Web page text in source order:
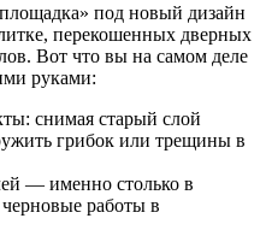
под новый дизайн
перекошенных дверных
Вот что вы на самом деле
руками:
снимая старый слой
грибок или трещины в
— именно столько в
работы в